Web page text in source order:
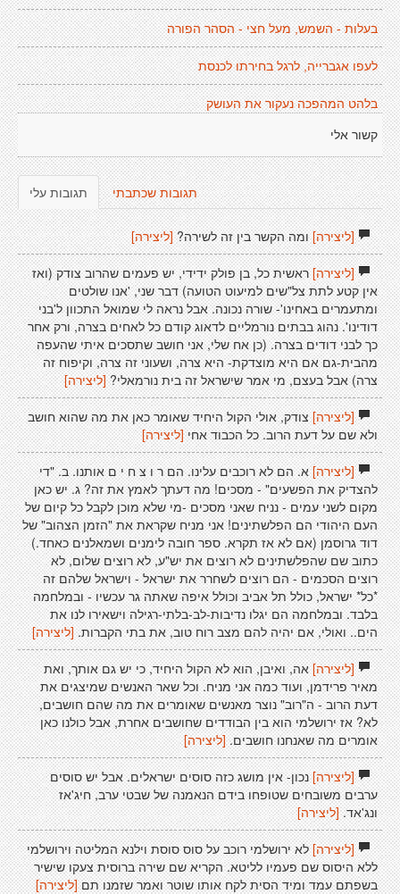
בעלות - השמש, מעל חצי - הסהר הפורה
לעפו אגברייה, לרגל בחירתו לכנסת
בלהט המהפכה נעקור את העושק
קשור אלי
תגובות עלי תגובות שכתבתי
[ליצירה]ומה הקשר בין זה לשירה? [ליצירה]
[ליצירה]ראשית כל, בן פולק ידידי, יש פעמים שהרוב צודק (ואז
אין קטע לתת צל"שים למיעוט הטועה) דבר שני, 'אנו שולטים
ומתעמרים באחינו'- שורה נכונה. אבל נראה לי שמואל התכוון ל'בני
דודינו'. נהוג בבתים נורמליים לדאוג קודם כל לאחים בצרה, ורק אחר
כך לבני דודים בצרה. (כן אח שלי, אני חושב שתסכים איתי שהעפה
מהבית-גם אם היא מוצדקת- היא צרה, ושעוני זה צרה, וקיפוח זה
צרה) אבל בעצם, מי אמר שישראל זה בית נורמאלי? [ליצירה]
[ליצירה]צודק, אולי הקול היחיד שאומר כאן את מה שהוא חושב
ולא שם על דעת הרוב. כל הכבוד אחי [ליצירה]
[ליצירה]א. הם לא רוכבים עלינו. הם ר ו צ ח י ם אותנו. ב. "די
להצדיק את הפשעים" - מסכים! מה דעתך לאמץ את זה? ג. יש כאן
מקום לשני עמים - נניח שאני מסכים -מי שלא מוכן לקבל כל קיום של
העם היהודי הם הפלשתינים! אני מניח שקראת את "הזמן הצהוב" של
דוד גרוסמן (אם לא אז תקרא. ספר חובה לימנים ושמאלנים כאחד.)
כתוב שם שהפלשתינים לא רוצים את יש"ע, לא רוצים שלום, לא
רוצים הסכמים - הם רוצים לשחרר את ישראל - וישראל שלהם זה
*כל* ישראל, כולל תל אביב וכולל איפה שאתה גר עכשיו - ובמלחמה
בלבד. ובמלחמה הם יגלו נדיבות-לב-בלתי-רגילה וישאירו לנו את
הים.. ואולי, אם יהיה להם מצב רוח טוב, את בתי הקברות. [ליצירה]
[ליצירה]אה, ואיבן, הוא לא הקול היחיד, כי יש גם אותך, ואת
מאיר פרידמן, ועוד כמה אני מניח. וכל שאר האנשים שמיצגים את
דעת הרוב - ה"רוב" נוצר מאנשים שאומרים את מה שהם חושבים,
לא? אז ירושלמי הוא בין הבודדים שחושבים אחרת, אבל כולנו כאן
אומרים מה שאנחנו חושבים.[ליצירה]
[ליצירה]נכון- אין מושג כזה סוסים ישראלים. אבל יש סוסים
ערבים משובחים שטופחו בידם הנאמנה של שבטי ערב, חיג'אז
ונג'אד.[ליצירה]
[ליצירה]לא ירושלמי רוכב על סוס סוסת וילנא המליטה וירושלמי
ללא היסוס שם פעמיו לליטא. הקריא שם שירה ברוסית צעקו שישיר
בשפתם עמד ומיד הסית לקח אותו שוטר ואמר שזמנו תם[ליצירה]